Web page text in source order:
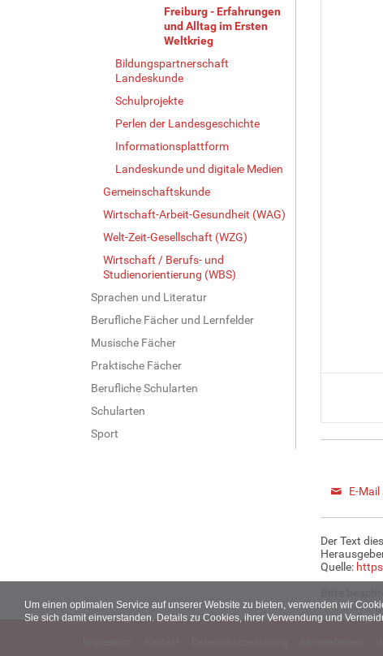
Um einen optimalen Service auf unserer Website zu bieten, verwenden wir
Sie sich damit einverstanden. Details zu Cookies, ihrer Verwendung und
Freiburg - Erfahrungen
und Alltag im Ersten
Weltkrieg
Bildungspartnerschaft
Landeskunde
Schulprojekte
Perlen der Landesgeschichte
Informationsplattform
Landeskunde und digitale Medien
Gemeinschaftskunde
Wirtschaft-Arbeit-Gesundheit (WAG)
Welt-Zeit-Gesellschaft (WZG)
Wirtschaft / Berufs- und
Studienorientierung (WBS)
Sprachen und Literatur
Berufliche Fächer und Lernfelder
Musische Fächer
Praktische Fächer
Berufliche Schularten
Schularten
Sport
E-
Der Text
Quelle: